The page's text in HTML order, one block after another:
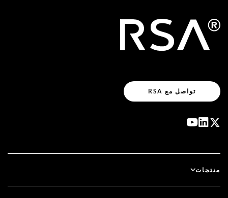
تواصل مع RSA
منتجات